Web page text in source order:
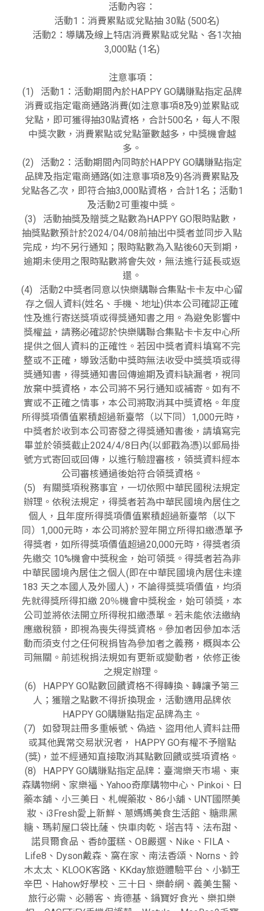
活動內容：
活動1：消費累點或兌點抽 30點 (500名)
活動2：導購及線上特店消費累點或兌點、各1次抽
3,000點 (1名)
注意事項：
(1) 活動1：活動期間內於HAPPY GO購賺點指定品牌
消費或指定電商通路消費(如注意事項8及9)並累點或
兌點，即可獲得抽30點資格，合計500名，每人不限
中獎次數，消費累點或兌點筆數越多，中獎機會越
多。
(2) 活動2：活動期間內同時於HAPPY GO購賺點指定
品牌及指定電商通路(如注意事項8及9)各消費累點及
兌點各乙次，即符合抽3,000點資格，合計1名；活動1
及活動2可重複中獎。
(3) 活動抽獎及贈獎之點數為HAPPY GO限時點數，
抽獎點數預計於2024/04/08前抽出中獎者並同步入點
完成，均不另行通知；限時點數為入點後60天到期，
逾期未使用之限時點數將會失效，無法進行延長或返
還。
(4) 活動2中獎者同意以快樂購聯合集點卡卡友中心留
存之個人資料(姓名、手機、地址)供本公司確認正確
性及進行寄送獎項或得獎通知書之用。為避免影響中
獎權益，請務必確認於快樂購聯合集點卡卡友中心所
提供之個人資料的正確性。若因中獎者資料填寫不完
整或不正確，導致活動中獎時無法收受中獎獎項或得
獎通知書，得獎通知書回傳逾期及資料缺漏者，視同
放棄中獎資格，本公司將不另行通知或補寄。如有不
實或不正確之情事，本公司將取消其中獎資格。年度
所得獎項價值累積超過新臺幣（以下同）1,000元時，
中獎者於收到本公司寄發之得獎通知書後，請填寫完
畢並於領獎截止2024/4/8日內(以郵戳為憑)以郵局掛
號方式寄回或回傳，以進行驗證審核，領獎資料經本
公司審核通過後始符合領獎資格。
(5) 有關獎項稅務事宜，一切依照中華民國稅法規定
辦理。依稅法規定，得獎者若為中華民國境內居住之
個人，且年度所得獎項價值累積超過新臺幣（以下
同）1,000元時，本公司將於翌年開立所得扣繳憑單予
得獎者，如所得獎項價值超過20,000元時，得獎者須
先繳交 10%機會中獎稅金，始可領獎。得獎者若為非
中華民國境內居住之個人(即在中華民國境內居住未達
183 天之本國人及外國人)，不論得獎獎項價值，均須
先就得獎所得扣繳 20％機會中獎稅金，始可領獎，本
公司並將依法開立所得稅扣繳憑單。若未能依法繳納
應繳稅額，即視為喪失得獎資格。參加者因參加本活
動而須支付之任何稅捐皆為參加者之義務，概與本公
司無關。前述稅捐法規如有更新或變動者，依修正後
之規定辦理。
(6) HAPPY GO點數回饋資格不得轉換、轉讓予第三
人；獲贈之點數不得折換現金，活動適用品牌依
HAPPY GO購賺點指定品牌為主。
(7) 如發現註冊多重帳號、偽造、盜用他人資料註冊
或其他異常交易狀況者， HAPPY GO有權不予贈點
(獎)，並不經通知直接取消其點數回饋或獎項資格。
(8) HAPPY GO購賺點指定品牌：臺灣樂天市場、東
森購物網、家樂福、Yahoo奇摩購物中心、Pinkoi、日
藥本舖、小三美日、札幌藥妝、86小舖、UNT國際美
妝、i3Fresh愛上新鮮、蔥媽媽美食生活館、糖鼎黑
糖、瑪莉屋口袋比薩、快車肉乾、塔吉特、法布甜、
諾貝爾食品、香帥蛋糕、OB嚴選、Nike、FILA、
Life8、Dyson戴森、窩在家、南法香頌、Norns、鈴
木太太、KLOOK客路、KKday旅遊體驗平台、小獅王
辛巴、Hahow好學校、三十日、樂齡網、義美生醫、
旅行必需、必勝客、肯德基、鍋寶好食光、樂扣樂